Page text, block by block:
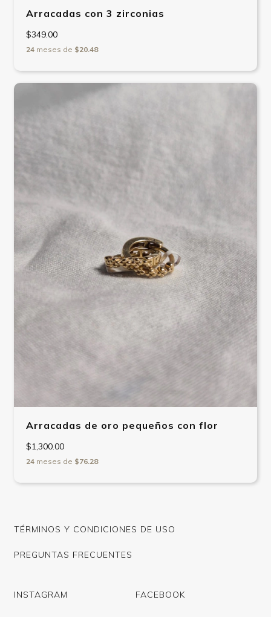
Arracadas con 3 zirconias
$349.00
24 meses de $20.48
Arracadas de oro pequeños con flor
$1,300.00
24 meses de $76.28
TÉRMINOS Y CONDICIONES DE USO
PREGUNTAS FRECUENTES
INSTAGRAM FACEBOOK